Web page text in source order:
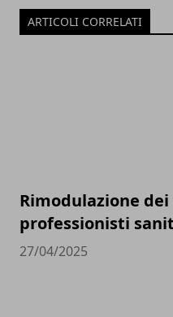
ARTICOLI CORRELATI
Rimodulazione
professionisti
27/04/2025